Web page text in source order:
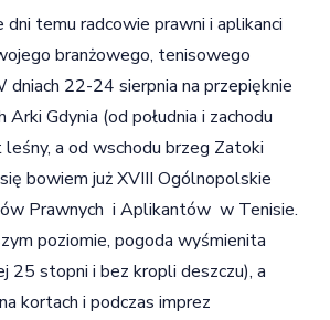
dni temu radcowie prawni i aplikanci
branżowego, tenisowego
dniach 22-24 sierpnia na przepięknie
Arki Gdynia (od południa i zachodu
a od wschodu brzeg Zatoki
bowiem już XVIII Ogólnopolskie
Prawnych i Aplikantów w Tenisie.
poziomie, pogoda wyśmienita
25 stopni i bez kropli deszczu), a
kortach i podczas imprez